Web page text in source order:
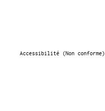
Accessibilité (Non conforme)